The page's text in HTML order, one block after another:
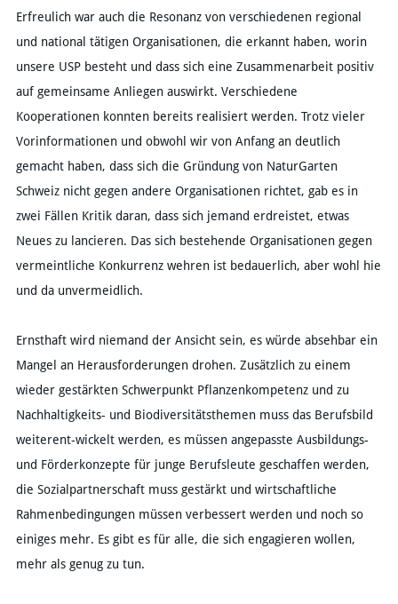
Erfreulich war auch die Resonanz von verschiedenen regional
und national tätigen Organisationen, die erkannt haben, worin
unsere USP besteht und dass sich eine Zusammenarbeit positiv
auf gemeinsame Anliegen auswirkt. Verschiedene
Kooperationen konnten bereits realisiert werden. Trotz vieler
Vorinformationen und obwohl wir von Anfang an deutlich
gemacht haben, dass sich die Gründung von NaturGarten
Schweiz nicht gegen andere Organisationen richtet, gab es in
zwei Fällen Kritik daran, dass sich jemand erdreistet, etwas
Neues zu lancieren. Das sich bestehende Organisationen gegen
vermeintliche Konkurrenz wehren ist bedauerlich, aber wohl hie
und da unvermeidlich.
Ernsthaft wird niemand der Ansicht sein, es würde absehbar ein
Mangel an Herausforderungen drohen. Zusätzlich zu einem
wieder gestärkten Schwerpunkt Pflanzenkompetenz und zu
Nachhaltigkeits- und Biodiversitätsthemen muss das Berufsbild
weiterent-wickelt werden, es müssen angepasste Ausbildungs-
und Förderkonzepte für junge Berufsleute geschaffen werden,
die Sozialpartnerschaft muss gestärkt und wirtschaftliche
Rahmenbedingungen müssen verbessert werden und noch so
einiges mehr. Es gibt es für alle, die sich engagieren wollen,
mehr als genug zu tun.